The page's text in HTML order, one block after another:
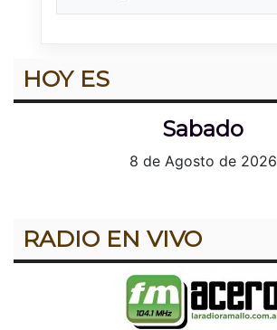
HOY ES
Sabado
8 de Agosto de 2026
RADIO EN VIVO